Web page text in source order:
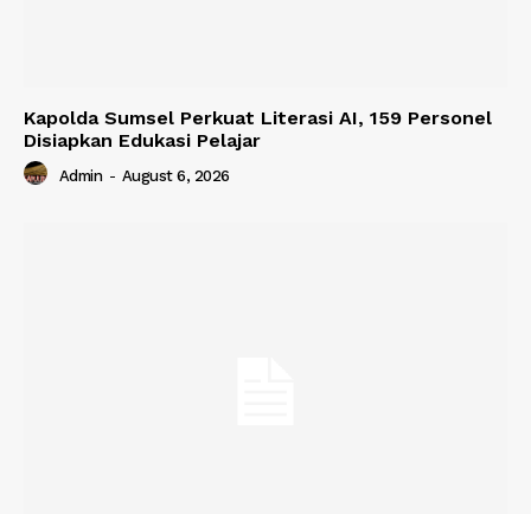
Kapolda Sumsel Perkuat Literasi AI, 159 Personel
Disiapkan Edukasi Pelajar
Admin - August 6, 2026